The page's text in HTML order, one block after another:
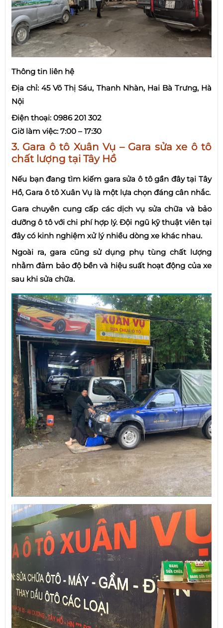
Thông tin liên hệ
Địa chỉ: 45 Võ Thị Sáu, Thanh Nhàn, Hai Bà Trưng, Hà
Nội
Điện thoại: 0986 201 302
Giờ làm việc: 7:00 – 17:30
3. Gara ô tô Xuân Vụ – Gara sửa xe ô tô
chất lượng tại Tây Hồ
Nếu bạn đang tìm kiếm gara sửa ô tô gần đây tại Tây
Hồ, Gara ô tô Xuân Vụ là một lựa chọn đáng cân nhắc.
Gara chuyên cung cấp các dịch vụ sửa chữa và bảo
dưỡng ô tô với chi phí hợp lý. Đội ngũ kỹ thuật viên tại
đây có kinh nghiệm xử lý nhiều dòng xe khác nhau.
Ngoài ra, gara cũng sử dụng phụ tùng chất lượng
nhằm đảm bảo độ bền và hiệu suất hoạt động của xe
sau khi sửa chữa.